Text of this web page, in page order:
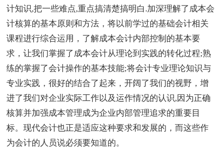
计知识,把一些难点,重点搞清楚搞明白.加深理解了成本会
计核算的基本原则和方法，将以前学过的基础会计相关
课程进行综合运用，了解成本会计内部控制的基本要
求，让我们掌握了成本会计从理论到实践的转化过程;熟
练的掌握了会计操作的基本技能;将会计专业理论知识与
专业实践，很好的结合了起来，开阔了我们的视野，增
进了我们对企业实际工作以及运作情况的认识,因为正确
核算并加强成本管理成为企业内部管理追求的重要目
标。现代会计也正是适应这种要求和发展的，而这些作
为会计的人员说必须要知道的。